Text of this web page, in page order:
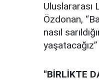
Uluslararası
Özdonan,
nasıl
"BİRLİKTE